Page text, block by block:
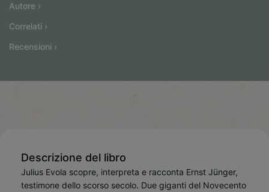
Autore ›
Correlati ›
Recensioni ›
Descrizione del libro
Julius Evola scopre, interpreta e racconta Ernst Jünger,
testimone dello scorso secolo. Due giganti del Novecento